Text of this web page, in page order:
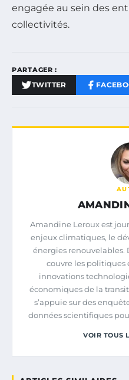
engagée au sein des
collectivités.
PARTAGER :
TWITTER
Amandine Leroux est
enjeux climatiques, le
énergies renouvelables.
couvre les politiques
innovations
économiques de la
s’appuie sur des
données scientifiques
VOIR TOUS